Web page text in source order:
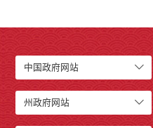
中国政府网站
州政府网站